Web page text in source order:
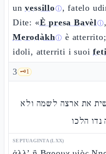
unvessilloⓘ, fatelo
Dite: «È presa Bavèlⓘ
Merodàkhⓘ è
idoli, atterriti i suoi
3 🗝️1
את ארצה לשמה ולא
הלכו
SEPTUAGINTA (LXX)